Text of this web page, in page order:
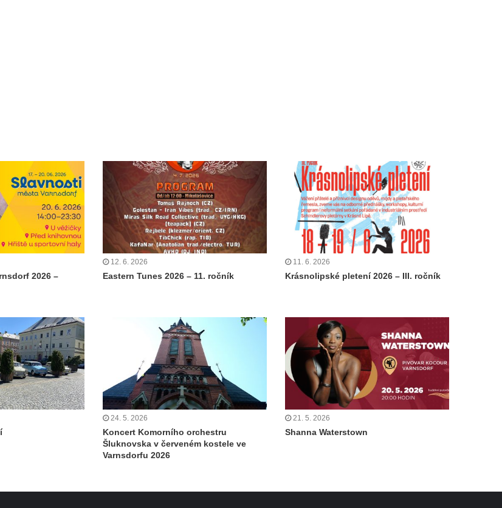
2026 –
12. 6. 2026
Eastern Tunes 2026 – 11. ročník
11. 6. 2026
Krásnolipské pletení 2026 – III. ročník
24. 5. 2026
Koncert Komorního orchestru
Šluknovska v červeném kostele ve
Varnsdorfu 2026
21. 5. 2026
Shanna Waterstown